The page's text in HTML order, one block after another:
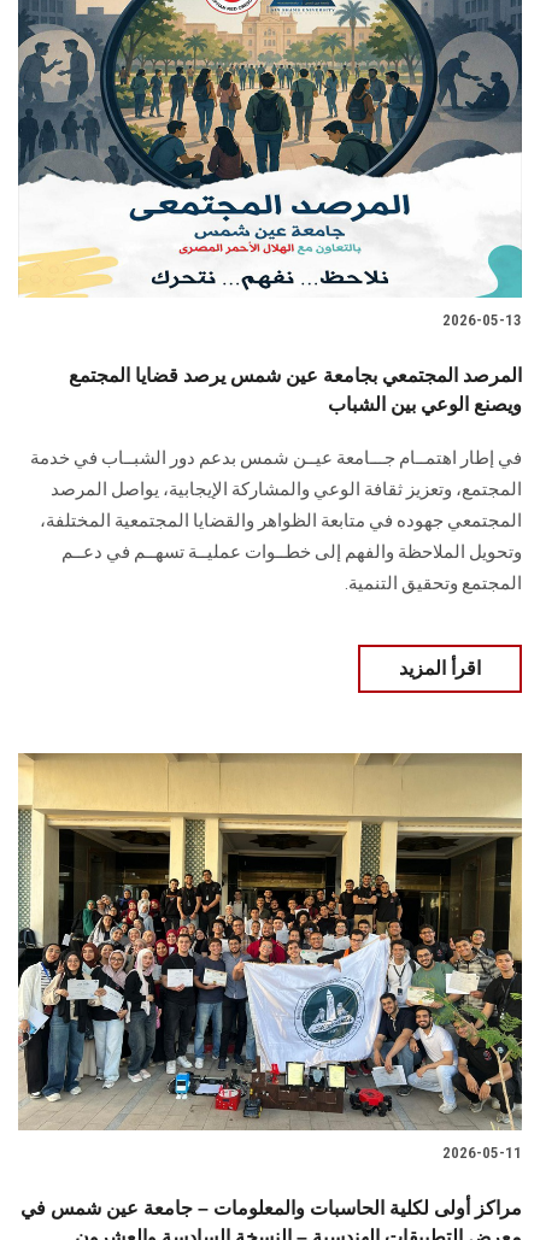
2026-05-13
المرصد المجتمعي بجامعة عين شمس يرصد قضايا المجتمع
ويصنع الوعي بين الشباب
في إطار اهتمــام جـــامعة عيــن شمس بدعم دور الشبــاب في خدمة
المجتمع، وتعزيز ثقافة الوعي والمشاركة الإيجابية، يواصل المرصد
المجتمعي جهوده في متابعة الظواهر والقضايا المجتمعية المختلفة،
وتحويل الملاحظة والفهم إلى خطــوات عمليــة تسهــم في دعــم
المجتمع وتحقيق التنمية.
اقرأ المزيد
2026-05-11
مراكز أولى لكلية الحاسبات والمعلومات – جامعة عين شمس في